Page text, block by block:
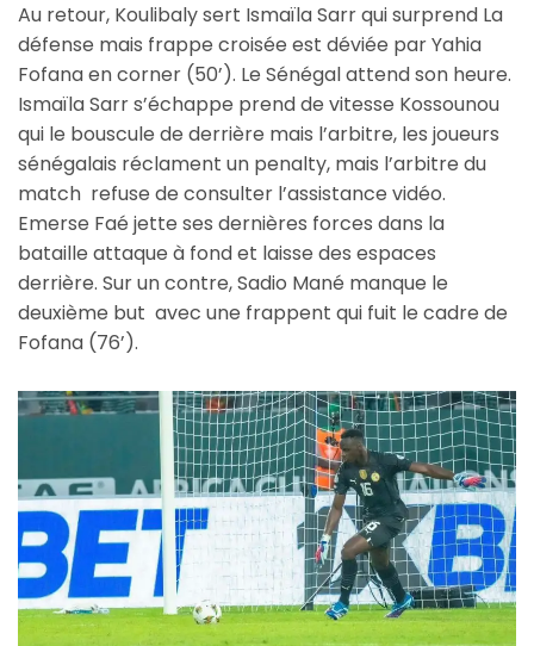
Au retour, Koulibaly sert Ismaïla Sarr qui surprend La
défense mais frappe croisée est déviée par Yahia
Fofana en corner (50’). Le Sénégal attend son heure.
Ismaïla Sarr s’échappe prend de vitesse Kossounou
qui le bouscule de derrière mais l’arbitre, les joueurs
sénégalais réclament un penalty, mais l’arbitre du
match refuse de consulter l’assistance vidéo.
Emerse Faé jette ses dernières forces dans la
bataille attaque à fond et laisse des espaces
derrière. Sur un contre, Sadio Mané manque le
deuxième but avec une frappent qui fuit le cadre de
Fofana (76’).